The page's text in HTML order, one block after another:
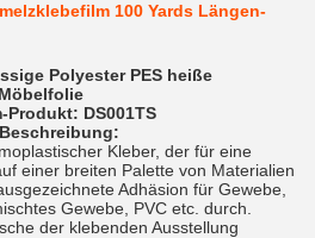
100 Yards Längen-
Polyester PES heiße
Produkt: DS001TS
Kleber, der für eine
einer breiten Palette von Materialien
Adhäsion für Gewebe,
Gewebe, PVC etc. durch.
der klebenden Ausstellung